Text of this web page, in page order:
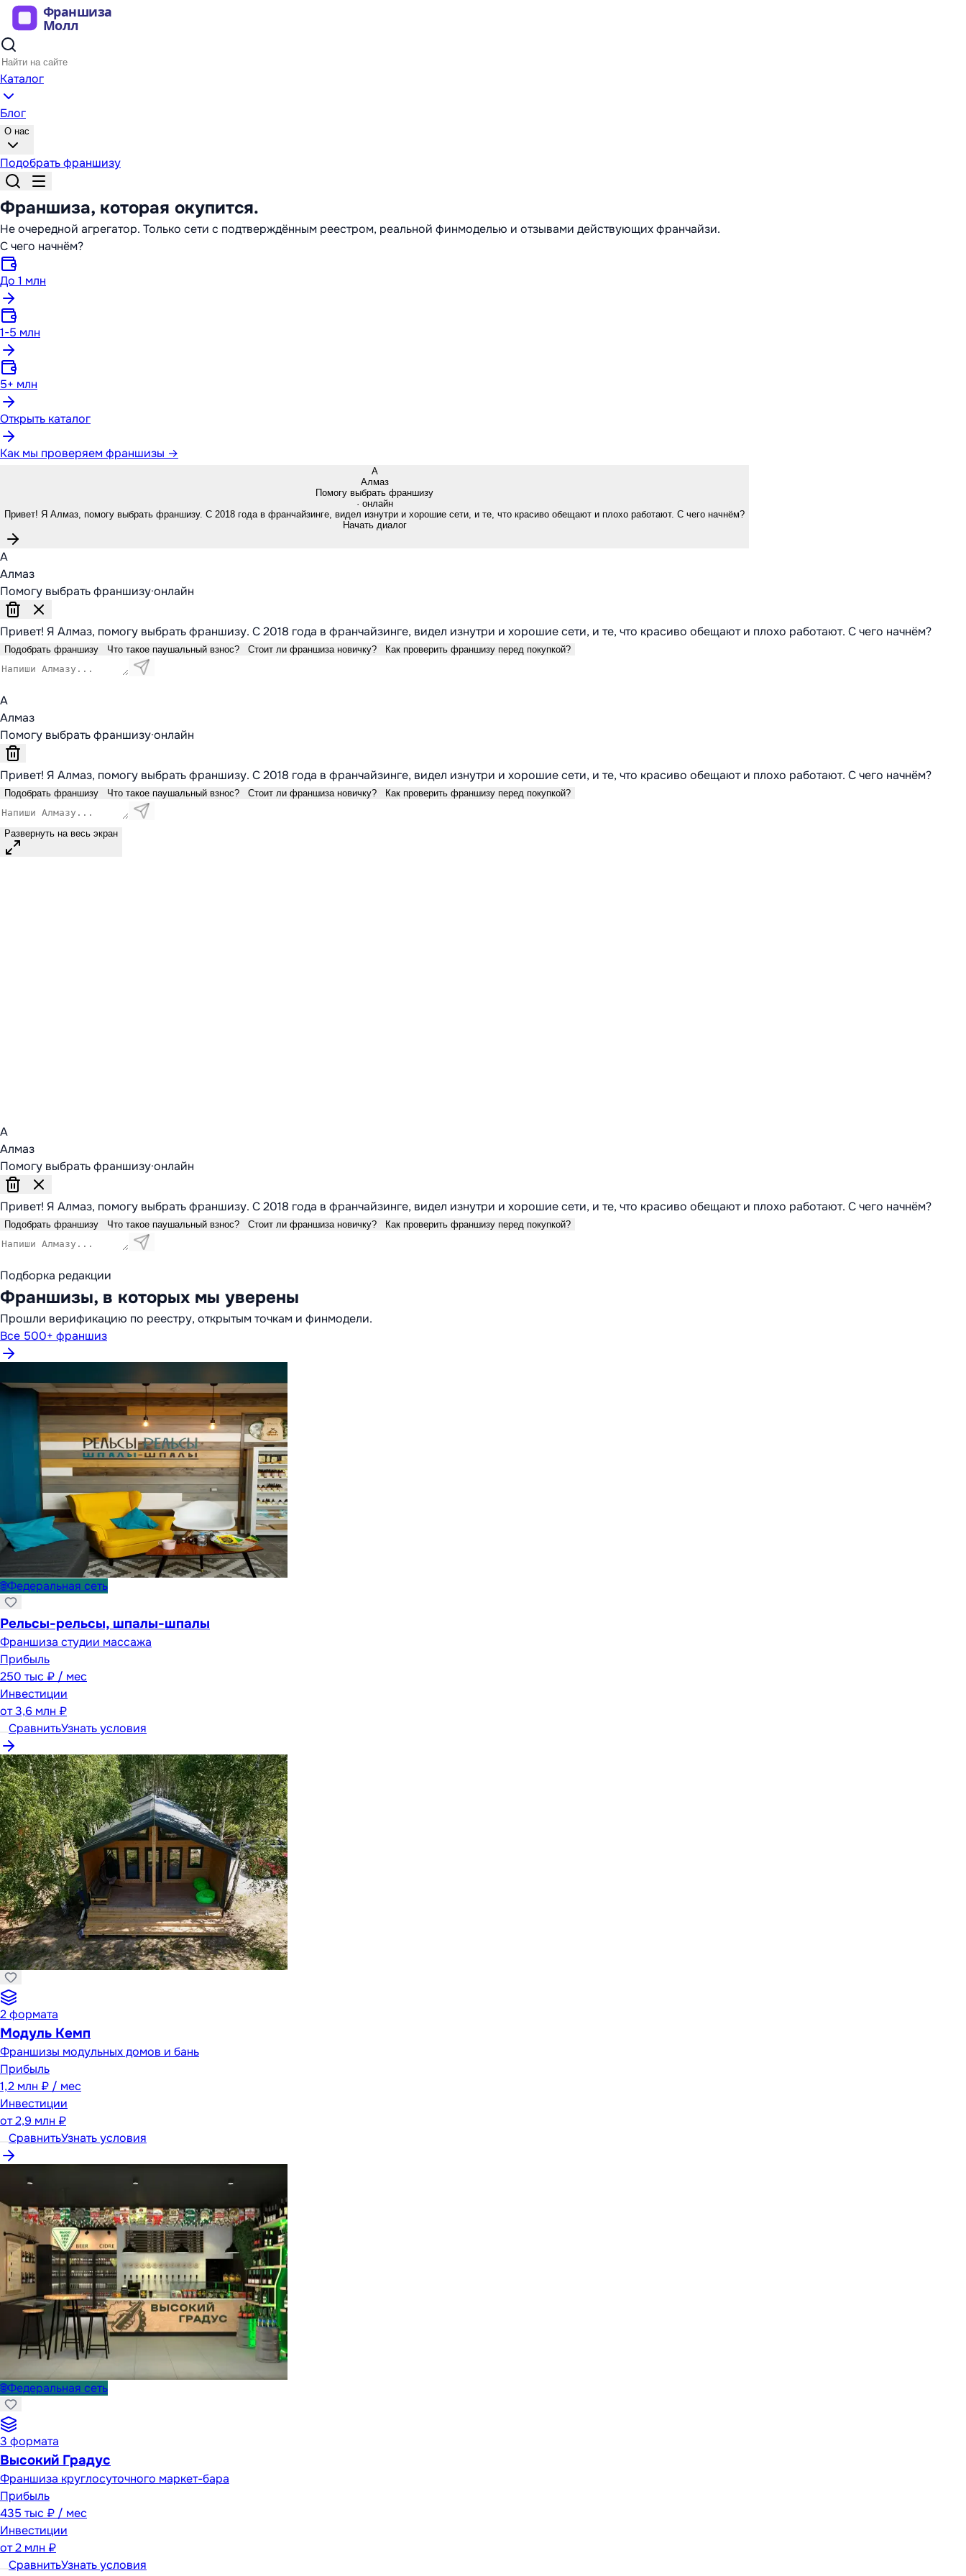
Каталог
Блог
О нас
Подобрать франшизу
Франшиза, которая окупится.
Не очередной агрегатор. Только сети с подтверждённым реестром, реальной финмоделью и отзывами действующих франчайзи.
С чего начнём?
До 1 млн
1-5 млн
5+ млн
Открыть каталог
Как мы проверяем франшизы →
А
Алмаз
Помогу выбрать франшизу
· онлайн
Привет! Я Алмаз, помогу выбрать франшизу. С 2018 года в франчайзинге, видел изнутри и хорошие сети, и те, что красиво обещают и плохо работают. С чего начнём?
Начать диалог
А
Алмаз
Помогу выбрать франшизу·онлайн
Привет! Я Алмаз, помогу выбрать франшизу. С 2018 года в франчайзинге, видел изнутри и хорошие сети, и те, что красиво обещают и плохо работают. С чего начнём?
Подобрать франшизу Что такое паушальный взнос? Стоит ли франшиза новичку? Как проверить франшизу перед покупкой?
А
Алмаз
Помогу выбрать франшизу·онлайн
Привет! Я Алмаз, помогу выбрать франшизу. С 2018 года в франчайзинге, видел изнутри и хорошие сети, и те, что красиво обещают и плохо работают. С чего начнём?
Подобрать франшизу Что такое паушальный взнос? Стоит ли франшиза новичку? Как проверить франшизу перед покупкой?
Развернуть на весь экран
А
Алмаз
Помогу выбрать франшизу·онлайн
Привет! Я Алмаз, помогу выбрать франшизу. С 2018 года в франчайзинге, видел изнутри и хорошие сети, и те, что красиво обещают и плохо работают. С чего начнём?
Подобрать франшизу Что такое паушальный взнос? Стоит ли франшиза новичку? Как проверить франшизу перед покупкой?
Подборка редакции
Франшизы, в которых мы уверены
Прошли верификацию по реестру, открытым точкам и финмодели.
Все 500+ франшиз
🌐Федеральная сеть
Рельсы-рельсы, шпалы-шпалы
Франшиза студии массажа
Прибыль
250 тыс ₽ / мес
Инвестиции
от3,6 млн ₽
СравнитьУзнать условия
2формата
Модуль Кемп
Франшизы модульных домов и бань
Прибыль
1,2 млн ₽ / мес
Инвестиции
от2,9 млн ₽
СравнитьУзнать условия
🌐Федеральная сеть
3 формата
Высокий Градус
Франшиза круглосуточного маркет-бара
Прибыль
435 тыс ₽ / мес
Инвестиции
от2 млн ₽
СравнитьУзнать условия